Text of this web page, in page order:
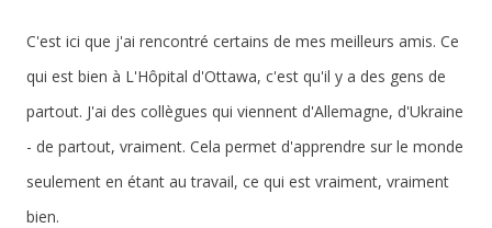
C'est ici que j'ai rencontré certains de mes meilleurs amis. Ce
qui est bien à L'Hôpital d'Ottawa, c'est qu'il y a des gens de
partout. J'ai des collègues qui viennent d'Allemagne, d'Ukraine
- de partout, vraiment. Cela permet d'apprendre sur le monde
seulement en étant au travail, ce qui est vraiment, vraiment
bien.